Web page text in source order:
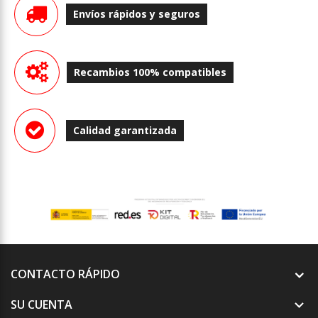
Envíos rápidos y seguros
Recambios 100% compatibles
Calidad garantizada
CONTACTO RÁPIDO
SU CUENTA
